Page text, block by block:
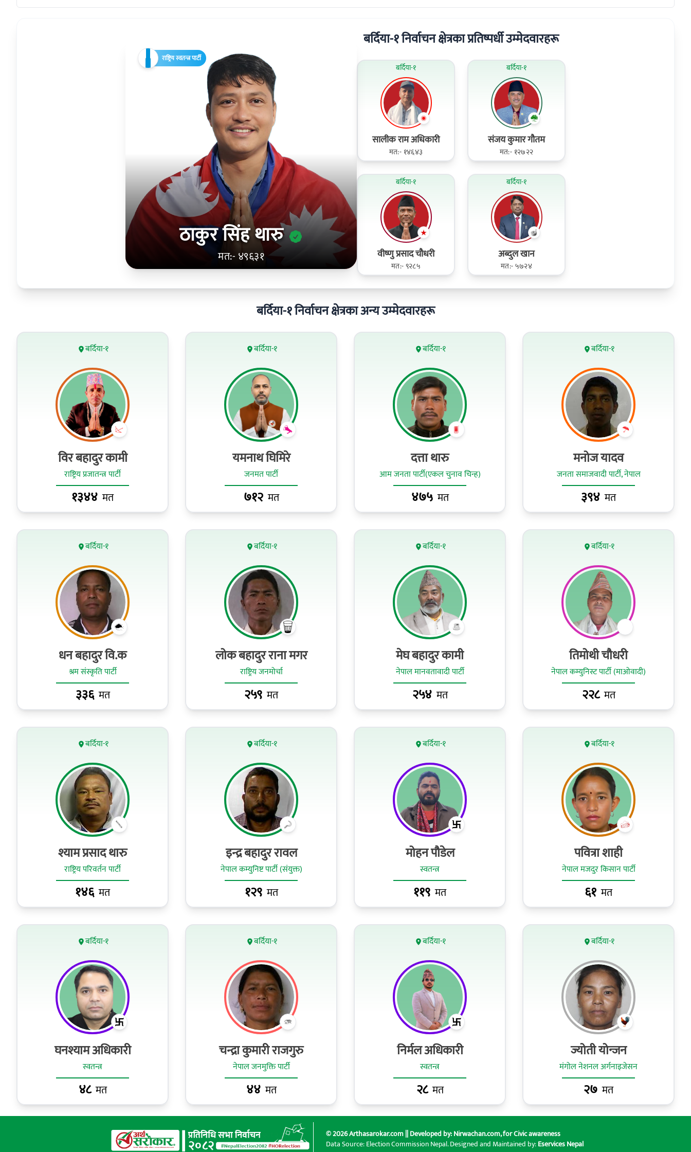
ठाकुर सिंह थारु
मत:- ४९६३१
राष्ट्रिय स्वतन्त्र पार्टी
बर्दिया-१ निर्वाचन क्षेत्रका प्रतिष्पर्धी उम्मेदवारहरू
बर्दिया-१
सालीक राम अधिकारी
मत:- १४६४३
बर्दिया-१
संजय कुमार गौतम
मत:- १२७२२
बर्दिया-१
वीष्णु प्रसाद चौधरी
मत:- ९२८५
बर्दिया-१
अब्दुल खान
मत:- ५७२४
बर्दिया-१ निर्वाचन क्षेत्रका अन्य उम्मेदवारहरू
बर्दिया-१
विर बहादुर कामी
राष्ट्रिय प्रजातन्त्र पार्टी
१३४४ मत
बर्दिया-१
यमनाथ घिमिरे
जनमत पार्टी
७१२ मत
बर्दिया-१
दत्ता थारु
आम जनता पार्टी(एकल चुनाव चिन्ह)
४७५ मत
बर्दिया-१
मनोज यादव
जनता समाजवादी पार्टी, नेपाल
३९४ मत
बर्दिया-१
धन बहादुर वि.क
श्रम संस्कृति पार्टी
३३६ मत
बर्दिया-१
लोक बहादुर राना मगर
राष्ट्रिय जनमोर्चा
२५९ मत
बर्दिया-१
मेघ बहादुर कामी
नेपाल मानवतावादी पार्टी
२५४ मत
बर्दिया-१
तिमोथी चौधरी
नेपाल कम्युनिस्ट पार्टी (माओवादी)
२२८मत
बर्दिया-१
श्याम प्रसाद थारु
राष्ट्रिय परिवर्तन पार्टी
१४६ मत
बर्दिया-१
इन्द्र बहादुर रावल
नेपाल कम्युनिष्ट पार्टी (संयुक्त)
१२९ मत
बर्दिया-१
मोहन पौडेल
स्वतन्त्र
११९ मत
बर्दिया-१
पवित्रा शाही
नेपाल मजदुर किसान पार्टी
६१ मत
बर्दिया-१
घनश्याम अधिकारी
स्वतन्त्र
४८मत
बर्दिया-१
चन्द्रा कुमारी राजगुरु
नेपाल जनमुक्ति पार्टी
४४ मत
बर्दिया-१
निर्मल अधिकारी
स्वतन्त्र
२८मत
बर्दिया-१
ज्योती योन्जन
मंगोल नेशनल अर्गनाइजेसन
२७ मत
© 2026 Arthasarokar.com || Developed by:Nirwachan.com, for Civic awareness
Data Source: Election Commission Nepal. Designed and Maintained by:Eservices Nepal